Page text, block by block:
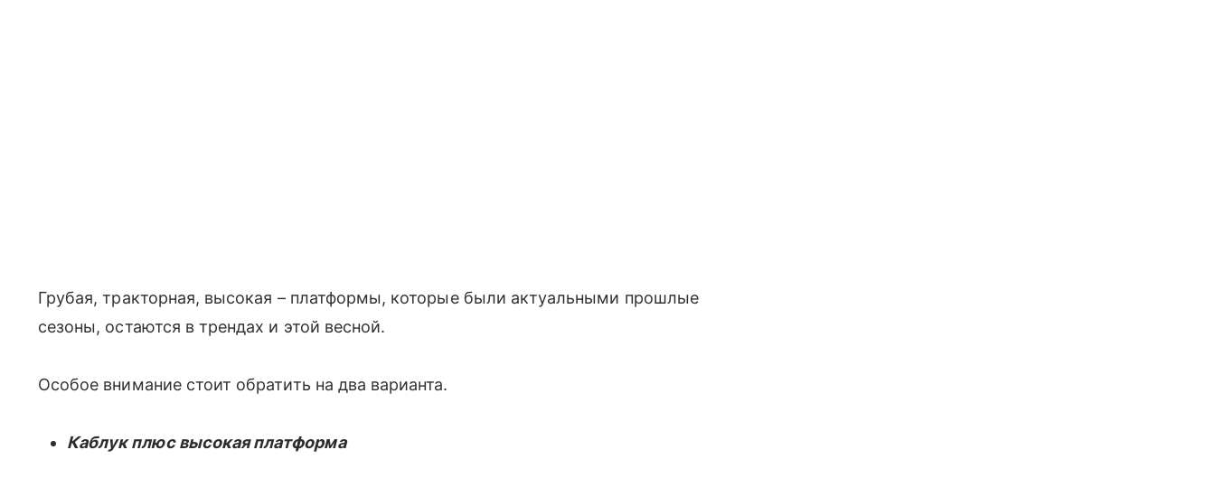
Грубая, тракторная, высокая – платформы, которые были актуальными прошлые
сезоны, остаются в трендах и этой весной.
Особое внимание стоит обратить на два варианта.
Каблук плюс высокая платформа